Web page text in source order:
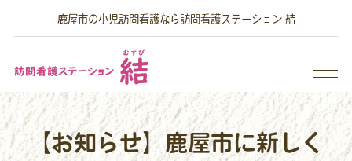
鹿屋市の小児訪問看護なら訪問看護ステーション 結
【お知らせ】鹿屋市に新しく